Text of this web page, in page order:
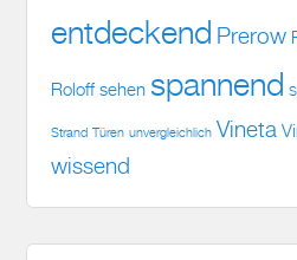
entdeckend Prerow
Roloff sehen spannend
Strand Türen unvergleichlich Vineta
wissend